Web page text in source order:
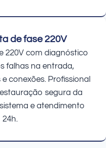
de fase 220V
220V com diagnóstico
falhas na entrada,
conexões. Profissional
segura da
e atendimento